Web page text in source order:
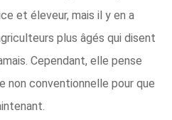
et éleveur, mais il y en a
plus âgés qui disent
Cependant, elle pense
non conventionnelle pour que